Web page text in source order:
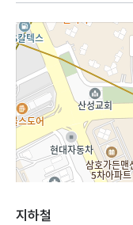
지하철